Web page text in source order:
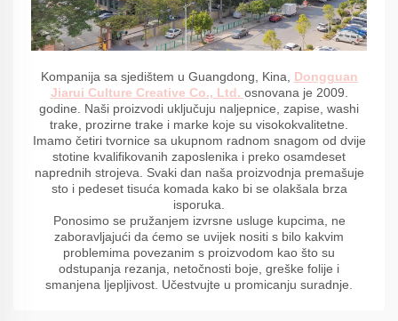
Kompanija sa sjedištem u Guangdong, Kina, Dongguan
Jiarui Culture Creative Co., Ltd. osnovana je 2009.
godine. Naši proizvodi uključuju naljepnice, zapise, washi
trake, prozirne trake i marke koje su visokokvalitetne.
Imamo četiri tvornice sa ukupnom radnom snagom od dvije
stotine kvalifikovanih zaposlenika i preko osamdeset
naprednih strojeva. Svaki dan naša proizvodnja premašuje
sto i pedeset tisuća komada kako bi se olakšala brza
isporuka.
Ponosimo se pružanjem izvrsne usluge kupcima, ne
zaboravljajući da ćemo se uvijek nositi s bilo kakvim
problemima povezanim s proizvodom kao što su
odstupanja rezanja, netočnosti boje, greške folije i
smanjena ljepljivost. Učestvujte u promicanju suradnje.